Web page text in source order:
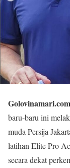
Golovinamari.com
baru-baru ini
muda Persija
latihan Elite Pro
secara dekat